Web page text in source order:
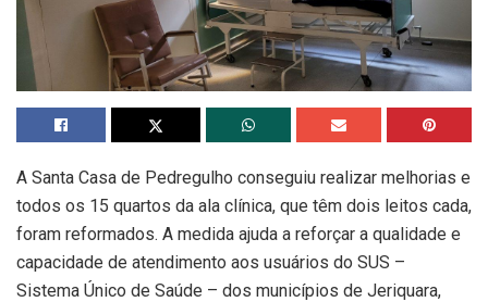
A Santa Casa de Pedregulho conseguiu realizar melhorias e
todos os 15 quartos da ala clínica, que têm dois leitos cada,
foram reformados. A medida ajuda a reforçar a qualidade e
capacidade de atendimento aos usuários do SUS –
Sistema Único de Saúde – dos municípios de Jeriquara,